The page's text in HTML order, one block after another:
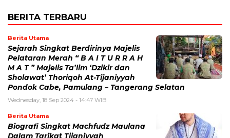
BERITA TERBARU
Berita Utama
Sejarah Singkat Berdirinya Majelis
Pelataran Merah “ B A I T U R R A H
M A T ” Majelis Ta’lim ‘Dzikir dan
Sholawat’ Thoriqoh At-Tijaniyyah
Pondok Cabe, Pamulang – Tangerang Selatan
Wednesday, 18 Sep 2024 - 14:47 WIB
Berita Utama
Biografi Singkat Machfudz Maulana
Dalam Tarikat Tijaniyyah